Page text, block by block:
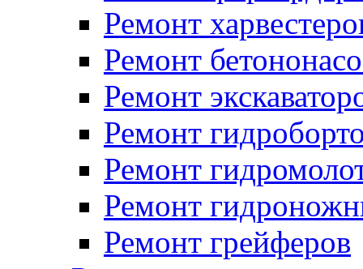
Ремонт
Ремонт
Ремонт
Ремонт
Ремонт
Ремонт
Ремонт грейферов